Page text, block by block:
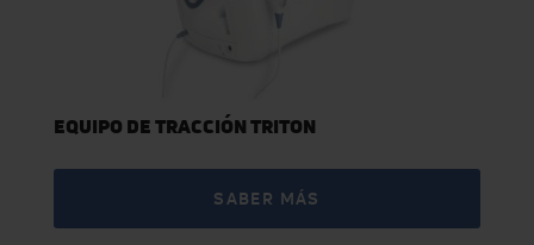
EQUIPO DE TRACCIÓN TRITON
SABER MÁS